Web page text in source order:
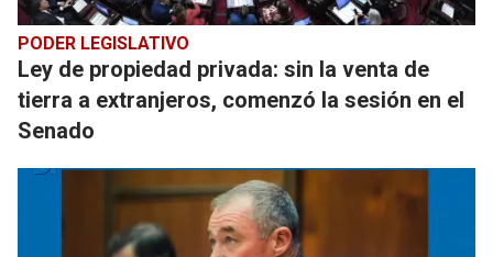
PODER LEGISLATIVO
Ley de propiedad privada: sin la venta de
tierra a extranjeros, comenzó la sesión en el
Senado